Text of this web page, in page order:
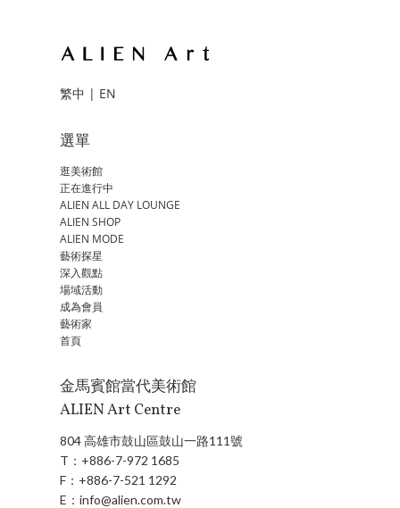
繁中 | EN
選單
逛美術館
正在進行中
ALIEN ALL DAY LOUNGE
ALIEN SHOP
ALIEN MODE
藝術探星
深入觀點
場域活動
成為會員
藝術家
首頁
金馬賓館當代美術館
ALIEN Art Centre
804 高雄市鼓山區鼓山一路111號
T： +886-7-972 1685
F： +886-7-521 1292
E：info@alien.com.tw